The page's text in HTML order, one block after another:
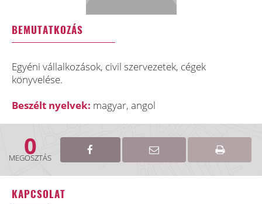
BEMUTATKOZÁS
Egyéni vállalkozások, civil szervezetek, cégek
könyvelése.
Beszélt nyelvek: magyar, angol
0
MEGOSZTÁS
KAPCSOLAT